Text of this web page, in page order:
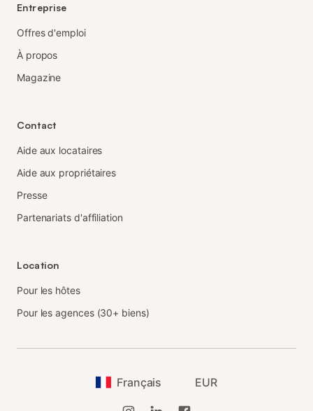
Entreprise
Offres d'emploi
À propos
Magazine
Contact
Aide aux locataires
Aide aux propriétaires
Presse
Partenariats d'affiliation
Location
Pour les hôtes
Pour les agences (30+ biens)
Français EUR